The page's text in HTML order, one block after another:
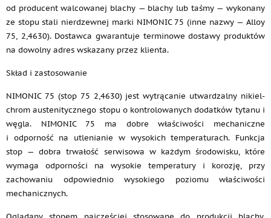
od producent walcowanej blachy — blachy lub taśmy — wykonany
ze stopu stali nierdzewnej marki NIMONIC 75 (inne nazwy — Alloy
75, 2,4630). Dostawca gwarantuje terminowe dostawy produktów
na dowolny adres wskazany przez klienta.
Skład i zastosowanie
NIMONIC 75 (stop 75 2,4630) jest wytrącanie utwardzalny nikiel-
chrom austenitycznego stopu o kontrolowanych dodatków tytanu i
węgla. NIMONIC 75 ma dobre właściwości mechaniczne
i odporność na utlenianie w wysokich temperaturach. Funkcja
stop — dobra trwałość serwisowa w każdym środowisku, które
wymaga odporności na wysokie temperatury i korozję, przy
zachowaniu odpowiednio wysokiego poziomu właściwości
mechanicznych.